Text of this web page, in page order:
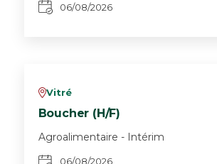
06/08/2026
vVitré
Boucher (H/F)
Agroalimentaire - Intérim
06/08/2026